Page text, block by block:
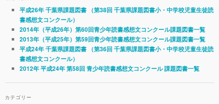
平成26年 千葉県課題図書 （第38回 千葉県課題図書小・中学校児童生徒読
書感想文コンクール）
2014年（平成26年）第60回青少年読書感想文コンクール課題図書一覧
2013年（平成25年）第59回青少年読書感想文コンクール課題図書一覧
平成24年 千葉県課題図書 （第36回 千葉県課題図書小・中学校児童生徒読
書感想文コンクール）
2012年 平成24年 第58回 青少年読書感想文コンクール 課題図書一覧
カテゴリー